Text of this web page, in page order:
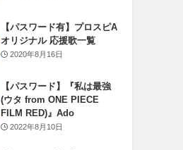
【パスワード有】プロスピA
オリジナル 応援歌一覧
2020年8月16日
【パスワード】『私は最強
(ウタ from ONE PIECE
FILM RED)』Ado
2022年8月10日